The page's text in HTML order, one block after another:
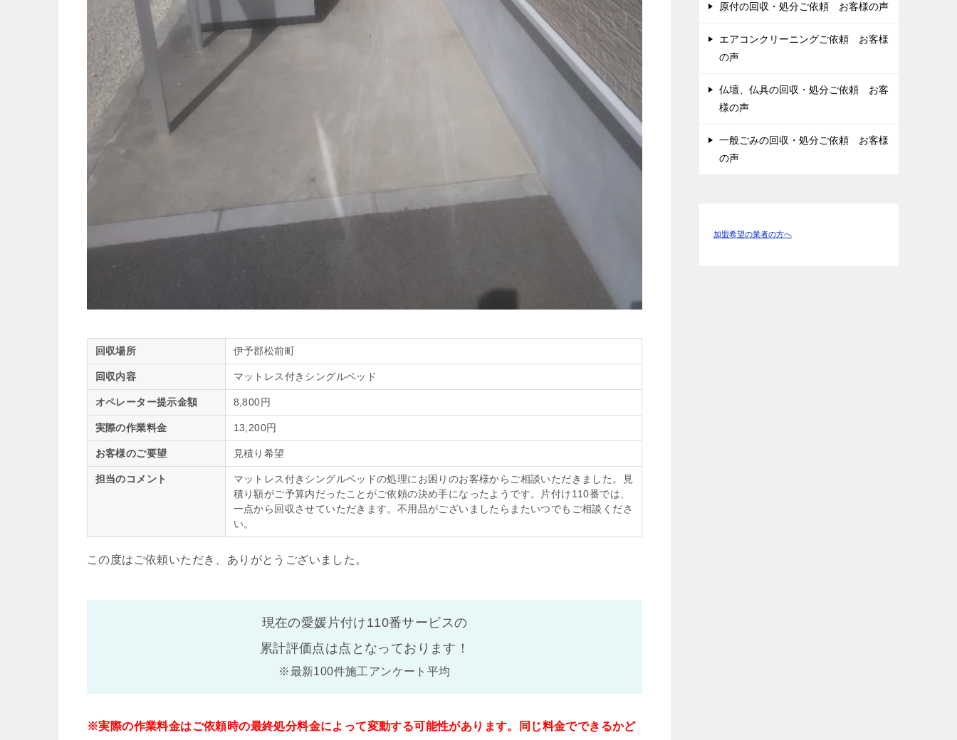
回収場所 伊予郡松前町
回収内容 マットレス付きシングルベッド
オペレーター提示金額 8,800円
実際の作業料金 13,200円
お客様のご要望 見積り希望
担当のコメント
マットレス付きシングルベッドの処理にお困りのお客様からご相談いただきました。見
積り額がご予算内だったことがご依頼の決め手になったようです。片付け110番では、
一点から回収させていただきます。不用品がございましたらまたいつでもご相談くださ
い。
この度はご依頼いただき、ありがとうございました。
現在の愛媛片付け110番サービスの
累計評価点は点となっております！
※最新100件施工アンケート平均
※実際の作業料金はご依頼時の最終処分料金によって変動する可能性があります。同じ料金でできるかど
原付の回収・処分ご依頼 お客様の声
エアコンクリーニングご依頼 お客様
の声
仏壇、仏具の回収・処分ご依頼 お客
様の声
一般ごみの回収・処分ご依頼 お客様
の声
加盟希望の業者の方へ